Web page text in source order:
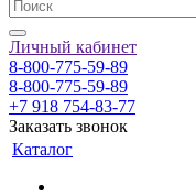
Личный кабинет
8-800-775-59-89
8-800-775-59-89
+7 918 754-83-77
Заказать звонок
Каталог